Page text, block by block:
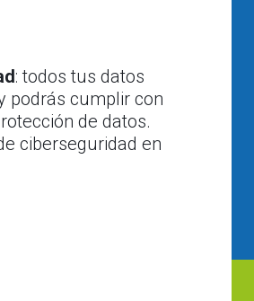
: todos tus datos
podrás cumplir con
de datos.
ciberseguridad en